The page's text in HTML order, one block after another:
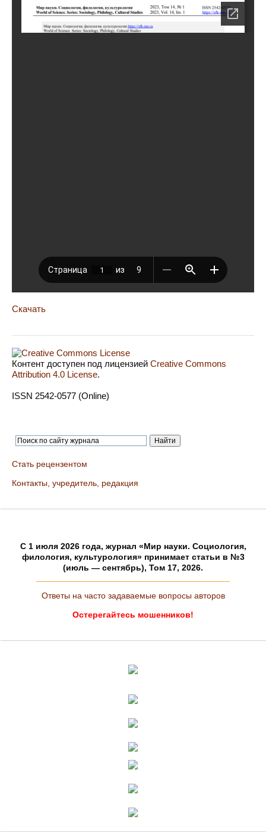
Скачать
Контент доступен под лицензией Creative Commons
Attribution 4.0 License.
ISSN 2542-0577 (Online)
Стать рецензентом
Контакты, учредитель, редакция
C 1 июля 2026 года, журнал «Мир науки. Социология,
филология, культурология» принимает статьи в №3
(июль — сентябрь), Том 17, 2026.
Ответы на часто задаваемые вопросы авторов
Остерегайтесь мошенников!